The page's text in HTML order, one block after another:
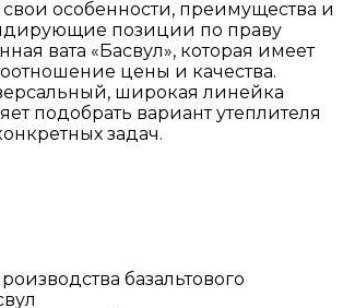
особенности, преимущества и
позиции по праву
вата «Басвул», которая имеет
цены и качества.
широкая линейка
подобрать вариант утеплителя
задач.